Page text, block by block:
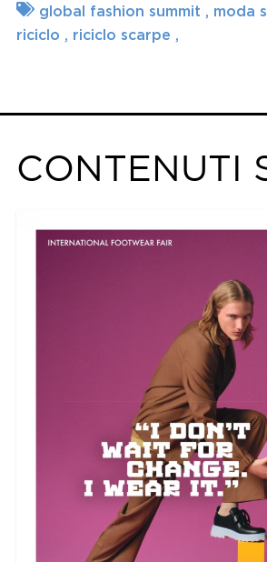
global fashion summit
moda
riciclo
riciclo scarpe
CONTENUTI